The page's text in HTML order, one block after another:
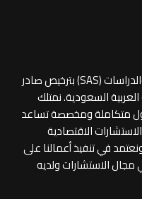
تأسس مكتب ساس المحاسبية للبحوث والدراسات (SAS) بترخيص صادر
السعودية. نمتلك
متكاملة ومخصصة تساعد
الاقتصادية
في تنفيذ أعمالنا على
الاستشارات ولديه